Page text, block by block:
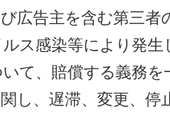
広告主を含む第三
ルス感染等により発
て、賠償する義務
し、遅滞、変更、